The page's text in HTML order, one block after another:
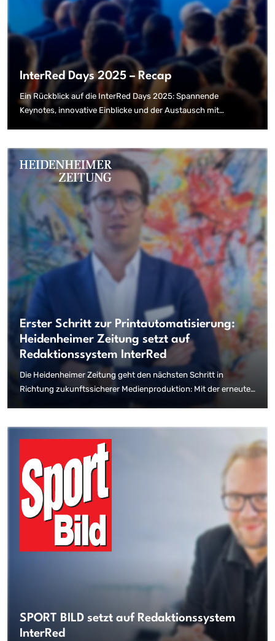
InterRed Days 2025 – Recap
Ein Rückblick auf die InterRed Days 2025: Spannende
Keynotes, innovative Einblicke und der Austausch mit
Branchenexpert:innen – das war das InterRed-Event-Highlight.
Erster Schritt zur Printautomatisierung:
Heidenheimer Zeitung setzt auf
Redaktionssystem InterRed
Die Heidenheimer Zeitung geht den nächsten Schritt in
Richtung zukunftssicherer Medienproduktion: Mit der erneuten
Print-Automatisierung.
SPORT BILD setzt auf Redaktionssystem
InterRed